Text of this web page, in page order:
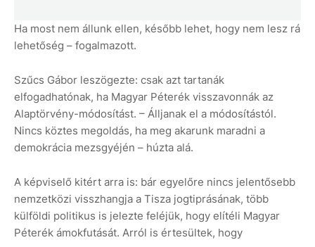
Ha most nem állunk ellen, később lehet, hogy nem lesz rá
lehetőség – fogalmazott.
Szűcs Gábor leszögezte: csak azt tartanák
elfogadhatónak, ha Magyar Péterék visszavonnák az
Alaptörvény-módosítást. – Álljanak el a módosítástól.
Nincs köztes megoldás, ha meg akarunk maradni a
demokrácia mezsgyéjén – húzta alá.
A képviselő kitért arra is: bár egyelőre nincs jelentősebb
nemzetközi visszhangja a Tisza jogtiprásának, több
külföldi politikus is jelezte feléjük, hogy elítéli Magyar
Péterék ámokfutását. Arról is értesültek, hogy